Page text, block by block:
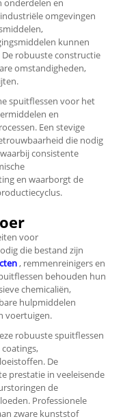
onderdelen en
omgevingen
kunnen
robuuste constructie
omstandigheden,
spuitflessen voor het
en
Een stevige
die nodig
consistente
en waarborgt de
voor
die bestand zijn
, remmenreinigers en
behouden hun
chemicaliën,
hulpmiddelen
voertuigen.
robuuste spuitflessen
De
prestatie in veeleisende
de
Professionele
zware kunststof